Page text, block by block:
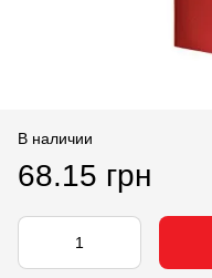
В наличии
68.15 грн